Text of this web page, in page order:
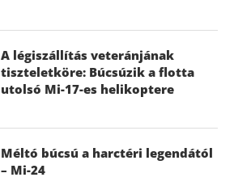
A légiszállítás veteránjának
tiszteletköre: Búcsúzik a flotta
utolsó Mi-17-es helikoptere
Méltó búcsú a harctéri legendától
– Mi-24